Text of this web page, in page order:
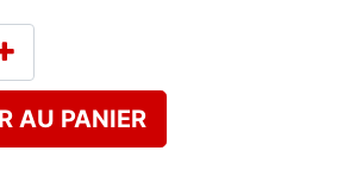
AU PANIER